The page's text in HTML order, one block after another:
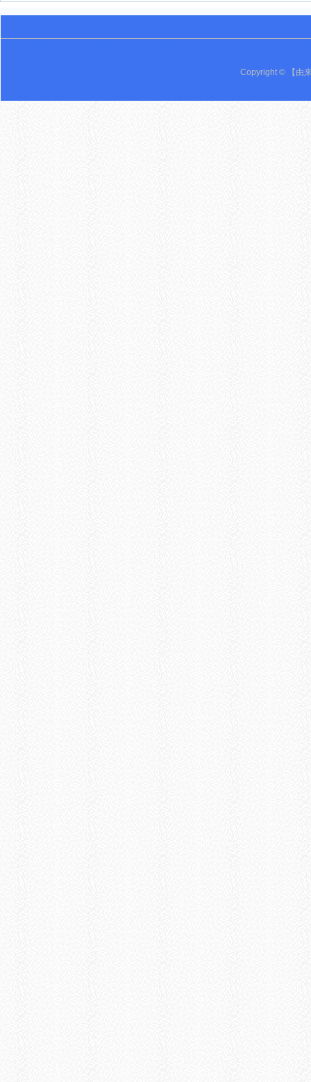
Copyright © 【由